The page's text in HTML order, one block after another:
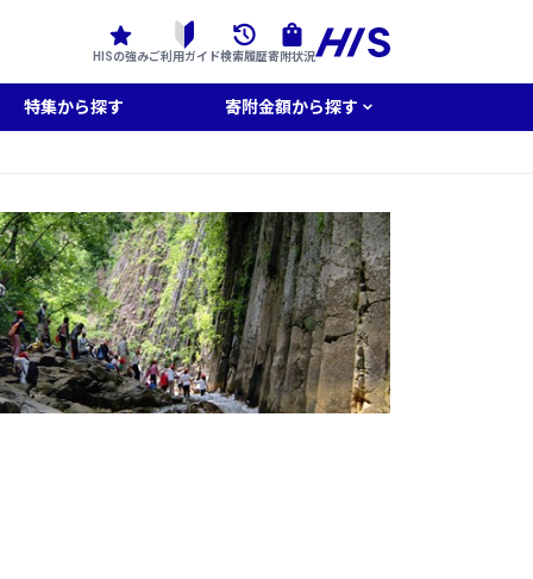
HISの強みご利用ガイド検索履歴寄附状況
特集から探す 寄附金額から探す